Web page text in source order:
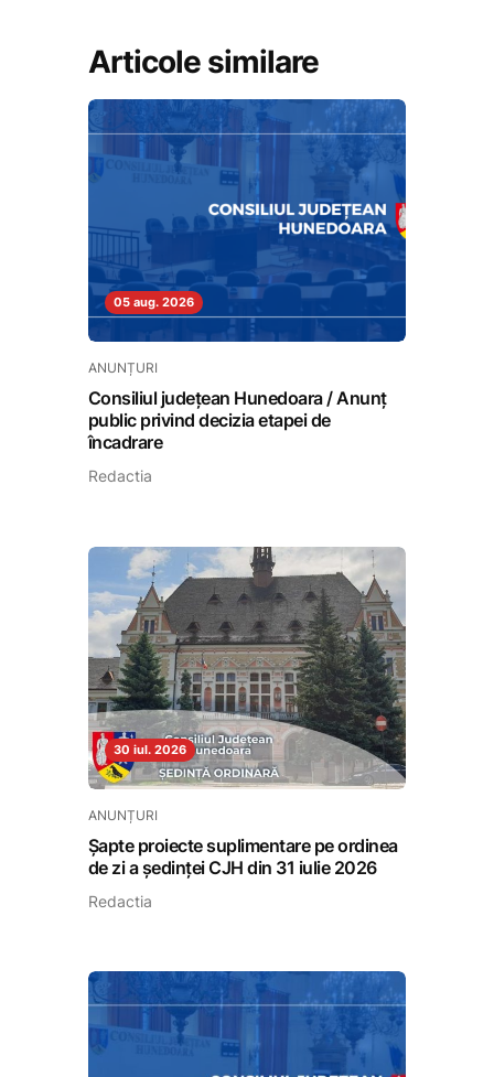
Articole similare
05 aug. 2026
ANUNȚURI
Consiliul județean Hunedoara / Anunț
public privind decizia etapei de
încadrare
Redactia
30 iul. 2026
ANUNȚURI
Șapte proiecte suplimentare pe ordinea
de zi a ședinței CJH din 31 iulie 2026
Redactia